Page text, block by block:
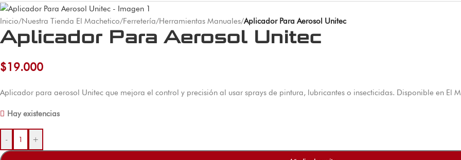
Inicio/Nuestra Tienda El Machetico/Ferretería/Herramientas Manuales/Aplicador Para Aerosol Unitec
Aplicador Para Aerosol Unitec
$19.000
Aplicador para aerosol Unitec que mejora el control y precisión al usar sprays de pintura, lubricantes o insecticidas. Disponible en El
Hay existencias
- +